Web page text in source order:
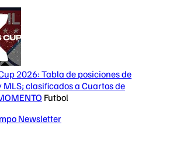
2026: Tabla de posiciones de
MLS; clasificados a Cuartos de
Futbol